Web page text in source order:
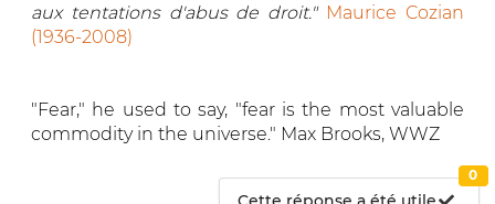
aux tentations d'abus de droit." Maurice Cozian
(1936-2008)
"Fear," he used to say, "fear is the most valuable
commodity in the universe." Max Brooks, WWZ
0